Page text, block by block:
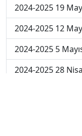
2024-2025 19
2024-2025 12
2024-2025 5
2024-2025 28